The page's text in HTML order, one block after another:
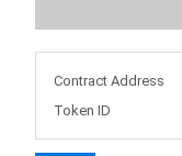
Contract Address
Token ID